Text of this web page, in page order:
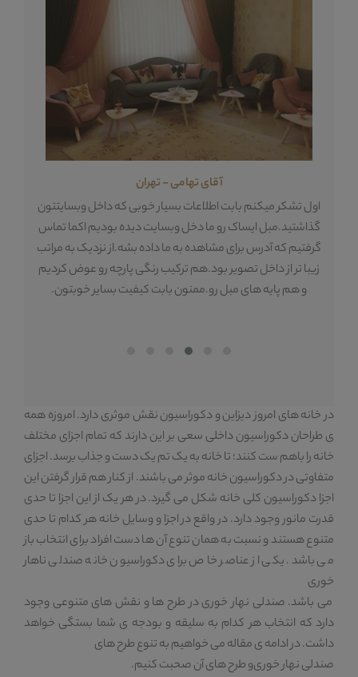
آقای تهامی - تهران
اول تشکر میکنم بابت اطلاعات بسیار خوبی که داخل وبسایتتون
گذاشتید.مبل ایساک رو ما دخل وبسایت دیده بودیم اکما تماس
گرفتیم که آدرس برای مشاهده به ما داده بشه.از نزدیک به مراتب
زیبا تر از داخل تصویر بود.هم ترکیب رنگی پارچه رو عوض کردیم
و هم پایه های مبل رو.ممنون بابت کیفیت بسایر خوبتون.
در خانه های امروز دیزاین و دکوراسیون نقش موثری دارد. امروزه همه
ی طراحان دکوراسیون داخلی سعی بر این دارند که تمام اجزای مختلف
خانه را باهم ست کنند؛ تا خانه به یک تم یک دست و جذاب برسد. اجزای
متفاوتی در دکوراسیون خانه موثر می باشند. از کنار هم قرار گرفتن این
اجزا دکوراسیون کلی خانه شکل می گیرد. در هر یک از این اجزا تا حدی
قدرت مانور وجود دارد. در واقع در اجزا و وسایل خانه هر کدام تا حدی
متنوع هستند و نسبت به همان تنوع آن ها دست افراد برای انتخاب باز
می باشد. یکی از عناصر خاص برای دکوراسیون خانه صندلی ناهار
خوری
می باشد. صندلی نهار خوری در طرح ها و نقش های متنوعی وجود
دارد که انتخاب هر کدام به سلیقه و بودجه ی شما بستگی خواهد
داشت. در ادامه ی مقاله می خواهیم به تنوع طرح های
صندلی نهار خوریو طرح های آن صحبت کنیم.